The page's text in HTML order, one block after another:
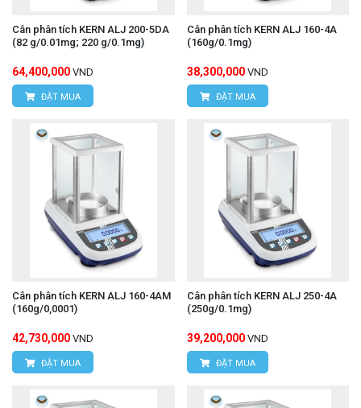
Cân phân tích KERN ALJ 200-5DA
(82 g/0.01mg; 220 g/0.1mg)
64,400,000 VND
ĐẶT MUA
Cân phân tích KERN ALJ 160-4A
(160g/0.1mg)
38,300,000 VND
ĐẶT MUA
Cân phân tích KERN ALJ 160-4AM
(160g/0,0001)
42,730,000 VND
ĐẶT MUA
Cân phân tích KERN ALJ 250-4A
(250g/0.1mg)
39,200,000 VND
ĐẶT MUA